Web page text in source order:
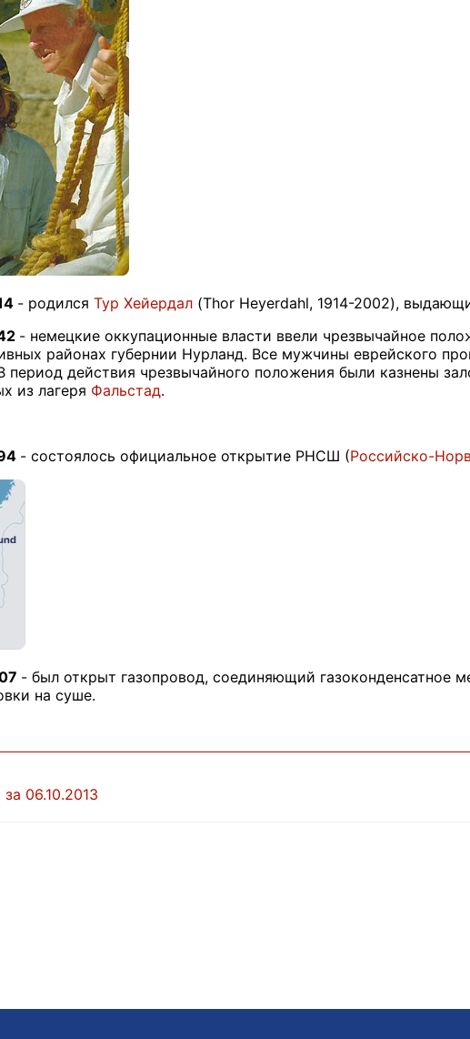
- родился Тур Хейердал (Thor Heyerdahl, 1914-2002),
- немецкие оккупационные власти ввели чрезвычайное
районах губернии Нурланд. Все мужчины еврейского
период действия чрезвычайного положения были казнены
из лагеря Фальстад.
- состоялось официальное открытие РНСШ (Российско-
- был открыт газопровод, соединяющий газоконденсатное
на суше.
06.10.2013